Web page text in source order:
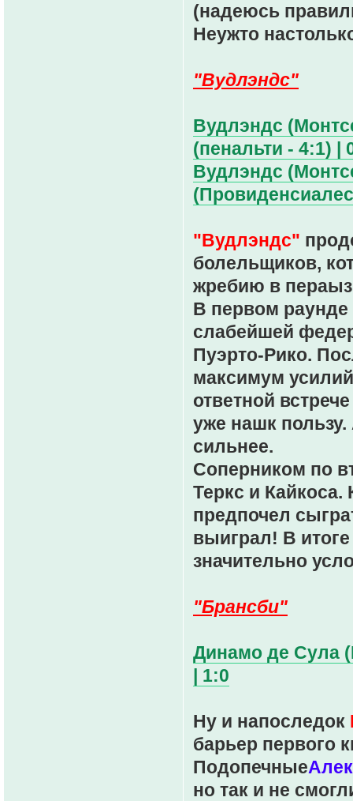
(надеюсь
Неужто
"Вудлэндс"
Вудлэндс
(пенальти - 4:1) |
Вудлэндс
"Вудлэндс"
болельщиков,
жребию в
В первом
слабейшей
Пуэрто-Рико.
максимум
ответной
уже нашк
сильнее.
Соперником по
Теркс и
предпочел
выиграл! В
значительно
"Брансби"
Динамо де Сула
| 1:0
Ну и напоследок
барьер первого
Подопечные
но так и не